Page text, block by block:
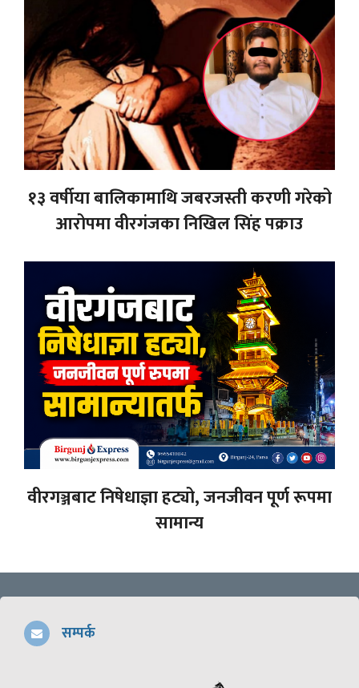
१३ वर्षीया बालिकामाथि जबरजस्ती करणी गरेको
आरोपमा वीरगंजका निखिल सिंह पक्राउ
वीरगञ्जबाट निषेधाज्ञा हट्यो, जनजीवन पूर्ण रूपमा
सामान्य
सम्पर्क